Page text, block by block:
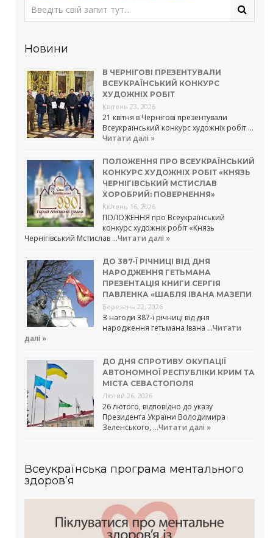
Новини
В ЧЕРНІГОВІ ПРЕЗЕНТУВАЛИ
ВСЕУКРАЇНСЬКИЙ КОНКУРС
ХУДОЖНІХ РОБІТ
Квітень 23, 2026
21 квітня в Чернігові презентували
Всеукраїнський конкурс художніх робіт …
Читати далі »
ПОЛОЖЕННЯ ПРО ВСЕУКРАЇНСЬКИЙ
КОНКУРС ХУДОЖНІХ РОБІТ «КНЯЗЬ
ЧЕРНІГІВСЬКИЙ МСТИСЛАВ
ХОРОБРИЙ: ПОВЕРНЕННЯ»
Квітень 16, 2026
ПОЛОЖЕННЯ про Всеукраїнський
конкурс художніх робіт «Князь
Чернігівський Мстислав …Читати далі »
ДО 387-Ї РІЧНИЦІ ВІД ДНЯ
НАРОДЖЕННЯ ГЕТЬМАНА
ПРЕЗЕНТАЦІЯ КНИГИ СЕРГІЯ
ПАВЛЕНКА «ШАБЛЯ ІВАНА МАЗЕПИ
Березень 22, 2026
З нагоди 387-ї річниці від дня
народження гетьмана Івана …Читати
далі »
ДО ДНЯ СПРОТИВУ ОКУПАЦІЇ
АВТОНОМНОЇ РЕСПУБЛІКИ КРИМ ТА
МІСТА СЕВАСТОПОЛЯ
Лютий 26, 2026
26 лютого, відповідно до указу
Президента України Володимира
Зеленського, …Читати далі »
Всеукраїнська програма ментального
здоров’я